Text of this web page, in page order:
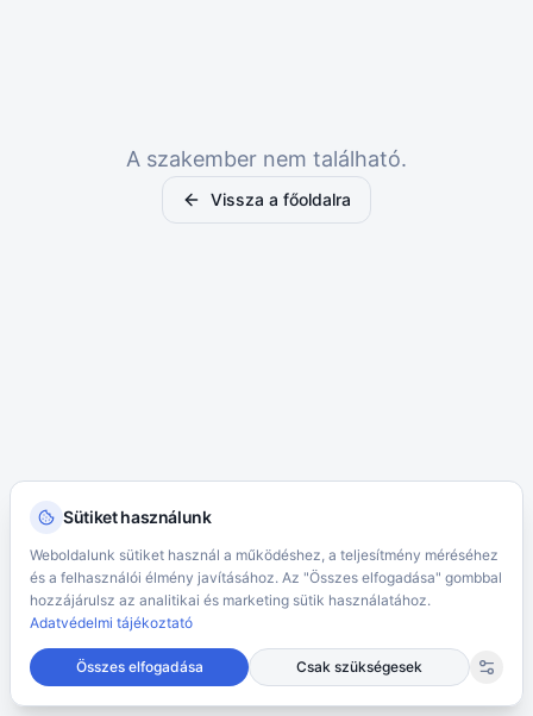
Sütiket használunk
Weboldalunk sütiket használ a működéshez, a teljesítmény méréséhez
és a felhasználói élmény javításához. Az "Összes elfogadása" gombbal
hozzájárulsz az analitikai és marketing sütik használatához.
Adatvédelmi tájékoztató
Összes elfogadása Csak szükségesek
A szakember nem található.
Vissza a főoldalra